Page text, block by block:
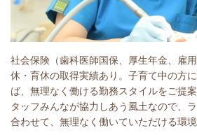
社会保険（歯科医師国保、厚生年金、雇
休・育休の取得実績あり。子育て中の方
ば、無理なく働ける勤務スタイルをご提
タッフみんなが協力しあう風土なので、
合わせて、無理なく働いていただける環境